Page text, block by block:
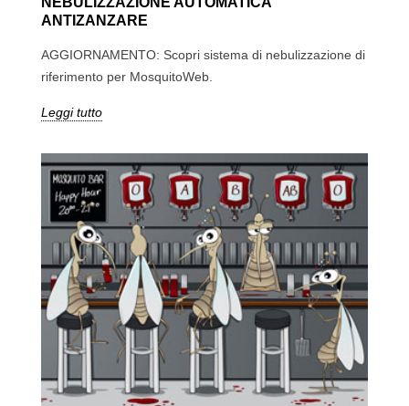
ANTIZANZARE
AGGIORNAMENTO: Scopri sistema di nebulizzazione di
riferimento per MosquitoWeb.
Leggi tutto